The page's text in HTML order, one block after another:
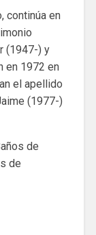
continúa en
(1947-) y
en 1972 en
el apellido
(1977-)
de
de